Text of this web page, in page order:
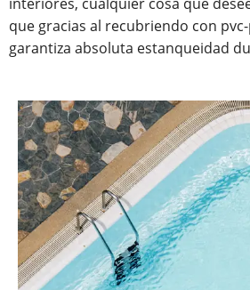
que gracias al recubriendo con
garantiza absoluta estanqueidad